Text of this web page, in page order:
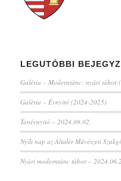
LEGUTÓBBI
Galéria – Moderntánc: nyári tábor
Galéria – Évnyitó (2024-2025)
Tanévnyitó – 2024.09.02.
Nyílt nap az Általér Művészeti
Nyári moderntánc tábor –